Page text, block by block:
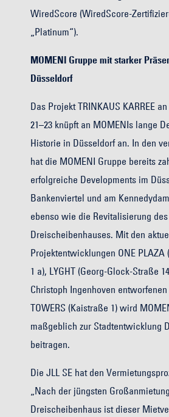
WiredScore (WiredScore-
„Platinum“).
MOMENI Gruppe mit starker
Düsseldorf
Das Projekt TRINKAUS KARREE
21–23 knüpft an MOMENIs lange
Historie in Düsseldorf an. In den
hat die MOMENI Gruppe bereits
erfolgreiche Developments im
Bankenviertel und am
ebenso wie die Revitalisierung des
Dreischeibenhauses. Mit den
Projektentwicklungen ONE PLAZA
1 a), LYGHT (Georg-Glock-Straße
Christoph Ingenhoven
TOWERS (Kaistraße 1) wird
maßgeblich zur Stadtentwicklung
beitragen.
Die JLL SE hat den
„Nach der jüngsten
Dreischeibenhaus ist dieser